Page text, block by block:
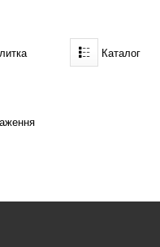
Каталог